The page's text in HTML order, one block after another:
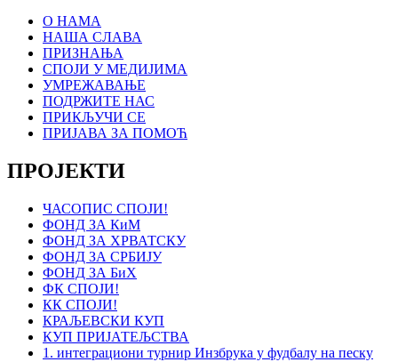
О НАМА
НАША СЛАВА
ПРИЗНАЊА
СПОЈИ У МЕДИЈИМА
УМРЕЖАВАЊЕ
ПОДРЖИТЕ НАС
ПРИКЉУЧИ СЕ
ПРИЈАВА ЗА ПОМОЋ
ПРОЈЕКТИ
ЧАСОПИС СПОЈИ!
ФОНД ЗА КиМ
ФОНД ЗА ХРВАТСКУ
ФОНД ЗА СРБИЈУ
ФОНД ЗА БиХ
ФК СПОЈИ!
КК СПОЈИ!
КРАЉЕВСКИ КУП
КУП ПРИЈАТЕЉСТВА
1. интеграциони турнир Инзбрука у фудбалу на песку